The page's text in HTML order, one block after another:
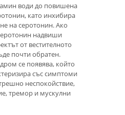
води до повишена
като инхибира
на серотонин. Ако
надвиши
от вестителното
почти обратен.
се появява, който
със симптоми
неспокойствие,
тремор и мускулни